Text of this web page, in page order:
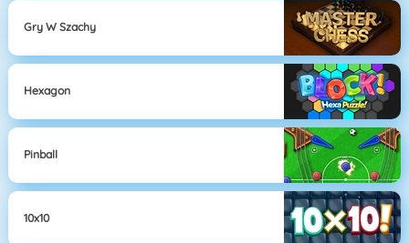
Gry W Szachy
Hexagon
Pinball
10x10